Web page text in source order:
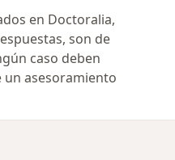
en Doctoralia,
son de
caso deben
asesoramiento